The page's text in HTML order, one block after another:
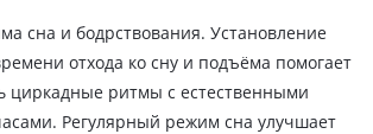
сна и бодрствования. Установление
отхода ко сну и подъёма помогает
циркадные ритмы с естественными
Регулярный режим сна улучшает